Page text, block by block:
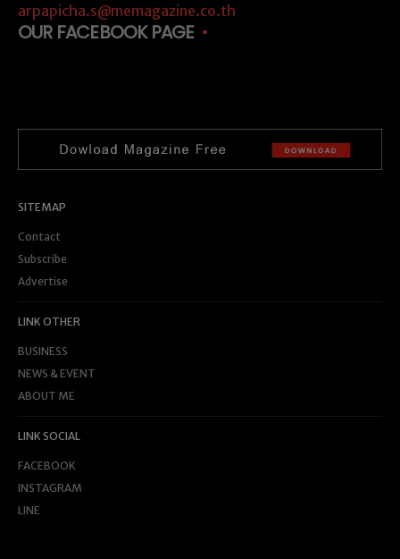
arpapicha.s@memagazine.co.th
OUR FACEBOOK PAGE
SITEMAP
Contact
Subscribe
Advertise
LINK OTHER
BUSINESS
NEWS & EVENT
ABOUT ME
LINK SOCIAL
FACEBOOK
INSTAGRAM
LINE